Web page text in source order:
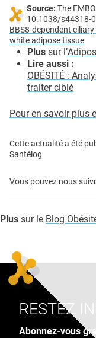
Source: The
10.1038/s44318-
BBS8-dependent
white adipose tissue
Plus sur l’
Lire aussi :
OBÉSITÉ :
traiter ciblé
Pour en savoir plus
Cette actualité a été
Santélog
Vous pouvez nous
Plus sur le Blog
RESTEZ
Abonnez-vous